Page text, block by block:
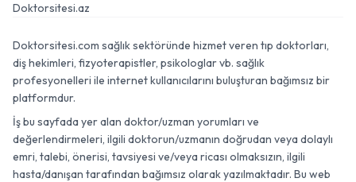
Doktorsitesi.az
Doktorsitesi.com sağlık sektöründe hizmet veren tıp doktorları,
diş hekimleri, fizyoterapistler, psikologlar vb. sağlık
profesyonelleri ile internet kullanıcılarını buluşturan bağımsız bir
platformdur.
İş bu sayfada yer alan doktor/uzman yorumları ve
değerlendirmeleri, ilgili doktorun/uzmanın doğrudan veya dolaylı
emri, talebi, önerisi, tavsiyesi ve/veya ricası olmaksızın, ilgili
hasta/danışan tarafından bağımsız olarak yazılmaktadır. Bu web